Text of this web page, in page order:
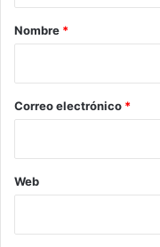
r
*
Nombre *
Correo electrónico *
Web